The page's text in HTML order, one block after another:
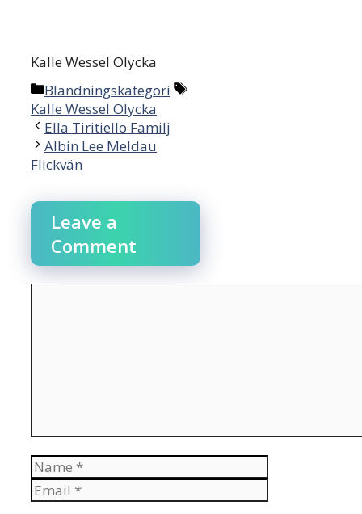
Kalle Wessel Olycka
Categories
Blandningskategori
Tags
Kalle Wessel Olycka
Post
navigation
Ella Tiritiello Familj
Albin Lee Meldau
Flickvän
Leave a
Comment
Name
Email